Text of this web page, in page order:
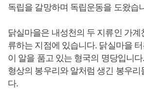
독립을 갈망하며 독립운동을 도왔습
닭실마을은 내성천의 두 지류인 가계
류하는 지점에 있습니다. 닭실마을
이 알을 품고 있는 형국의 명당입니
형상의 봉우리와 알처럼 생긴 봉우리
다.